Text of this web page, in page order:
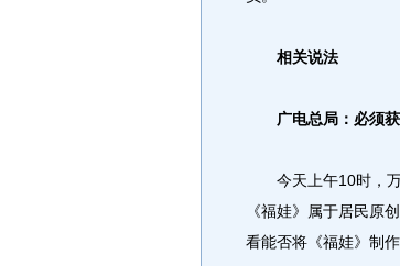
相关说法
广电总局：必须
今天上午10时，万
《福娃》属于居民原
看能否将《福娃》制作